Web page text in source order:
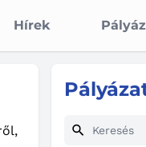
Hírek